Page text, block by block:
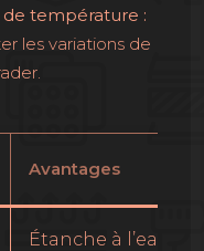
de température :
les variations de
Avantages
Étanche à l’eau,